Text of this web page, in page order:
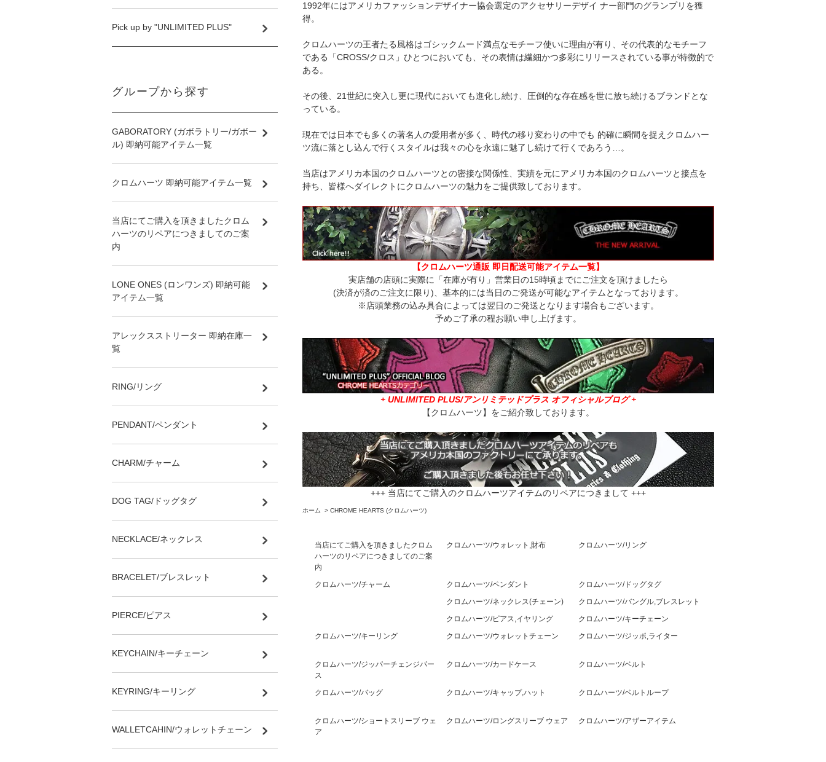
1992年にはアメリカファッションデザイナー協会選定のアクセサリーデザイ ナー部門のグランプリを獲
得。
クロムハーツの王者たる風格はゴシックムード満点なモチーフ使いに理由が有り、その代表的なモチーフ
である「CROSS/クロス」ひとつにおいても、その表情は繊細かつ多彩にリリースされている事が特徴的で
ある。
その後、21世紀に突入し更に現代においても進化し続け、圧倒的な存在感を世に放ち続けるブランドとな
っている。
現在では日本でも多くの著名人の愛用者が多く、時代の移り変わりの中でも 的確に瞬間を捉えクロムハー
ツ流に落とし込んで行くスタイルは我々の心を永遠に魅了し続けて行くであろう…。
当店はアメリカ本国のクロムハーツとの密接な関係性、実績を元にアメリカ本国のクロムハーツと接点を
持ち、皆様へダイレクトにクロムハーツの魅力をご提供致しております。
【クロムハーツ通販 即日配送可能アイテム一覧】
実店舗の店頭に実際に「在庫が有り」営業日の15時頃までにご注文を頂けましたら
(決済が済のご注文に限り)、基本的には当日のご発送が可能なアイテムとなっております。
※店頭業務の込み具合によっては翌日のご発送となります場合もございます。
予めご了承の程お願い申し上げます。
+ UNLIMITED PLUS/アンリミテッドプラス オフィシャルブログ +
【クロムハーツ】をご紹介致しております。
+++ 当店にてご購入のクロムハーツアイテムのリペアにつきまして +++
ホーム > CHROME HEARTS (クロムハーツ)
当店にてご購入を頂きましたクロム
ハーツのリペアにつきましてのご案
内
クロムハーツ/ウォレット,財布 クロムハーツ/リング
クロムハーツ/チャーム クロムハーツ/ペンダント
クロムハーツ/ドッグタグ
クロムハーツ/ネックレス(チェーン)
クロムハーツ/バングル,ブレスレット
クロムハーツ/ピアス,イヤリング
クロムハーツ/キーチェーン
クロムハーツ/キーリング
クロムハーツ/ウォレットチェーン クロムハーツ/ジッポ,ライター
クロムハーツ/ジッパーチェンジパー
ス
クロムハーツ/カードケース クロムハーツ/ベルト
クロムハーツ/バッグ クロムハーツ/キャップ,ハット クロムハーツ/ベルトループ
クロムハーツ/ショートスリーブ ウェ
ア
クロムハーツ/ロングスリーブ ウェア クロムハーツ/アザーアイテム
Pick up by "UNLIMITED PLUS"
グループから探す
GABORATORY (ガボラトリー/ガボー
ル) 即納可能アイテム一覧
クロムハーツ 即納可能アイテム一覧
当店にてご購入を頂きましたクロム
ハーツのリペアにつきましてのご案
内
LONE ONES (ロンワンズ) 即納可能
アイテム一覧
アレックスストリーター 即納在庫一
覧
RING/リング
PENDANT/ペンダント
CHARM/チャーム
DOG TAG/ドッグタグ
NECKLACE/ネックレス
BRACELET/ブレスレット
PIERCE/ピアス
KEYCHAIN/キーチェーン
KEYRING/キーリング
WALLETCAHIN/ウォレットチェーン